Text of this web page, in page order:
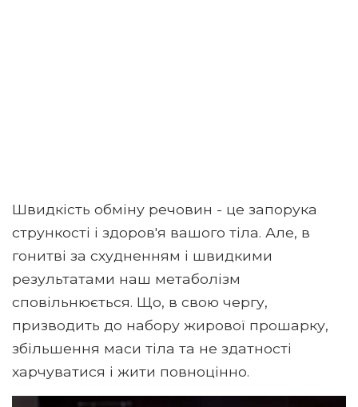
Швидкість обміну речовин - це запорука
стрункості і здоров'я вашого тіла. Але, в
гонитві за схудненням і швидкими
результатами наш метаболізм
сповільнюється. Що, в свою чергу,
призводить до набору жирової прошарку,
збільшення маси тіла та не здатності
харчуватися і жити повноцінно.